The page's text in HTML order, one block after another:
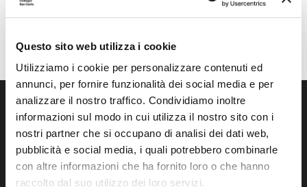
Questo sito web utilizza i cookie
Utilizziamo i cookie per personalizzare contenuti ed
annunci, per fornire funzionalità dei social media e per
analizzare il nostro traffico. Condividiamo inoltre
informazioni sul modo in cui utilizza il nostro sito con i
nostri partner che si occupano di analisi dei dati web,
pubblicità e social media, i quali potrebbero combinarle
con altre informazioni che ha fornito loro o che hanno
raccolto dal suo utilizzo dei loro servizi.